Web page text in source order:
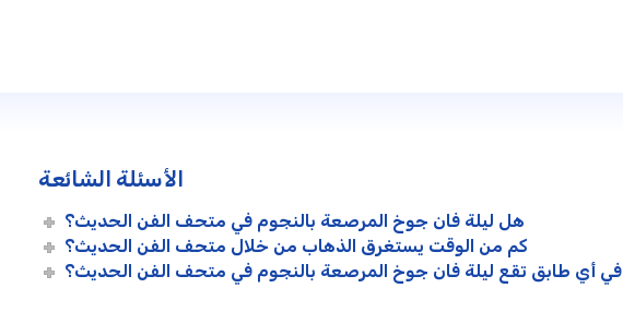
الأسئلة الشائعة
هل ليلة فان جوخ المرصعة بالنجوم في متحف الفن الحديث؟
كم من الوقت يستغرق الذهاب من خلال متحف الفن الحديث؟
في أي طابق تقع ليلة فان جوخ المرصعة بالنجوم في متحف الفن الحديث؟